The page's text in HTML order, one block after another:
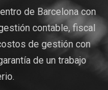
de Barcelona con
contable, fiscal
de gestión con
de un trabajo